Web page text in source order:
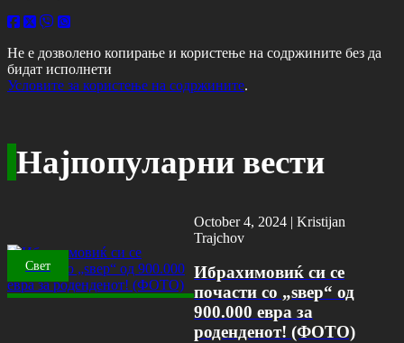
Не е дозволено копирање и користење на содржините без да
бидат исполнети
Условите за користење на содржините.
Најпопуларни вести
Свет
October 4, 2024 |Kristijan
Trajchov
Ибрахимовиќ си се
почасти со „ѕвер“ од
900.000 евра за
роденденот! (ФОТО)